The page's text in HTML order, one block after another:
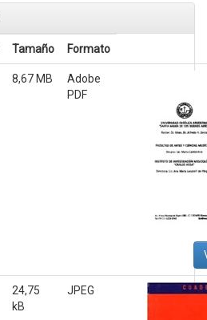
Tamaño Formato
8,67 MB
Adobe
PDF
24,75
kB
JPEG